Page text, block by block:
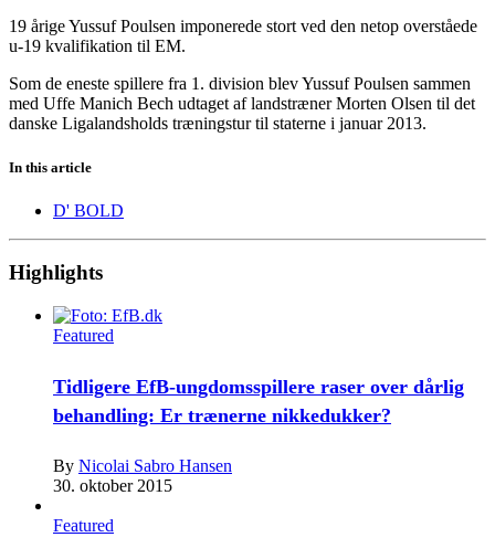
19 årige Yussuf Poulsen imponerede stort ved den netop overståede
u-19 kvalifikation til EM.
Som de eneste spillere fra 1. division blev Yussuf Poulsen sammen
med Uffe Manich Bech udtaget af landstræner Morten Olsen til det
danske Ligalandsholds træningstur til staterne i januar 2013.
In this article
D' BOLD
Highlights
Featured
Tidligere EfB-ungdomsspillere raser over dårlig
behandling: Er trænerne nikkedukker?
By Nicolai Sabro Hansen
30. oktober 2015
Featured